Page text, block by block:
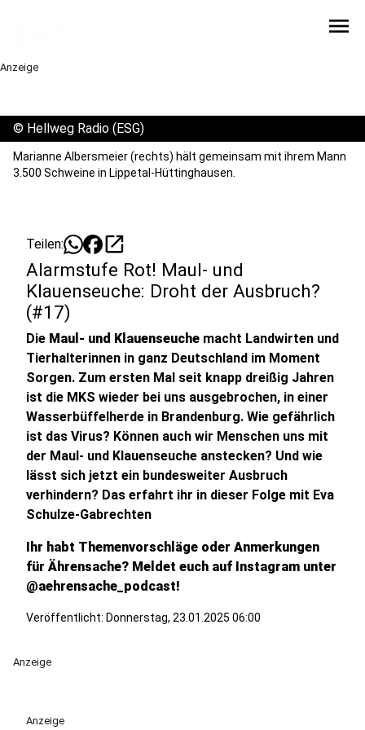
menu
Anzeige
© Hellweg Radio (ESG)
Marianne Albersmeier (rechts) hält gemeinsam mit ihrem Mann
3.500 Schweine in Lippetal-Hüttinghausen.
Teilen: open_in_new
Alarmstufe Rot! Maul- und
Klauenseuche: Droht der Ausbruch?
(#17)
Die Maul- und Klauenseuche macht Landwirten und
Tierhalterinnen in ganz Deutschland im Moment
Sorgen. Zum ersten Mal seit knapp dreißig Jahren
ist die MKS wieder bei uns ausgebrochen, in einer
Wasserbüffelherde in Brandenburg. Wie gefährlich
ist das Virus? Können auch wir Menschen uns mit
der Maul- und Klauenseuche anstecken? Und wie
lässt sich jetzt ein bundesweiter Ausbruch
verhindern? Das erfahrt ihr in dieser Folge mit Eva
Schulze-Gabrechten
Ihr habt Themenvorschläge oder Anmerkungen
für Ährensache? Meldet euch auf Instagram unter
@aehrensache_podcast!
Veröffentlicht: Donnerstag, 23.01.2025 06:00
Anzeige
Anzeige